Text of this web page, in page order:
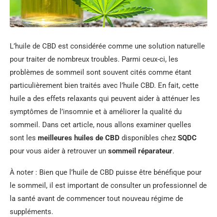
L’huile de CBD est considérée comme une solution naturelle
pour traiter de nombreux troubles. Parmi ceux-ci, les
problèmes de sommeil sont souvent cités comme étant
particulièrement bien traités avec l’huile CBD. En fait, cette
huile a des effets relaxants qui peuvent aider à atténuer les
symptômes de l’insomnie et à améliorer la qualité du
sommeil. Dans cet article, nous allons examiner quelles
sont les meilleures huiles de CBD disponibles chez SQDC
pour vous aider à retrouver un sommeil réparateur.
À noter : Bien que l’huile de CBD puisse être bénéfique pour
le sommeil, il est important de consulter un professionnel de
la santé avant de commencer tout nouveau régime de
suppléments.